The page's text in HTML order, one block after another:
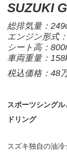
SUZUKI
総排気量：
エンジン形式
シート高：
車両重量：
税込価格：48
スポーツシング
ドリング
スズキ独自の油